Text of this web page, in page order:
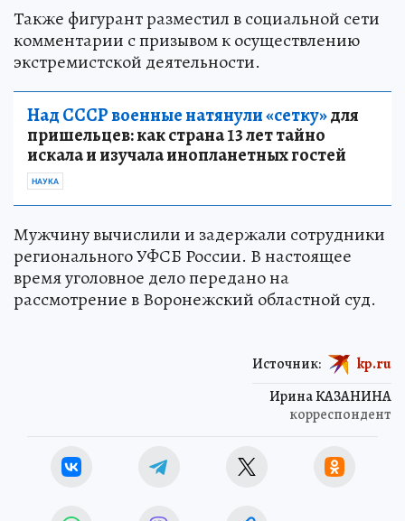
Также фигурант разместил в социальной сети
комментарии с призывом к осуществлению
экстремистской деятельности.
Над СССР военные натянули «сетку»для
пришельцев: как страна 13 лет тайно
искала и изучала инопланетных гостей
НАУКА
Мужчину вычислили и задержали сотрудники
регионального УФСБ России. В настоящее
время уголовное дело передано на
рассмотрение в Воронежский областной суд.
Ирина КАЗАНИНА
корреспондент
Источник: kp.ru